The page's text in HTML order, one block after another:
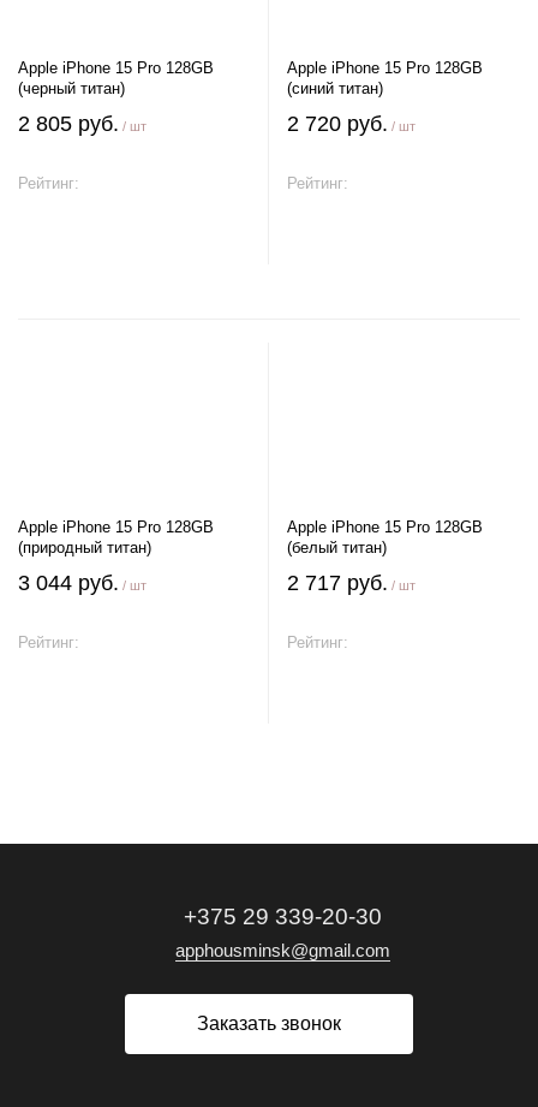
Apple iPhone 15 Pro 128GB
(черный титан)
2 805 руб. / шт
Рейтинг:
Apple iPhone 15 Pro 128GB
(синий титан)
2 720 руб. / шт
Рейтинг:
Apple iPhone 15 Pro 128GB
(природный титан)
3 044 руб. / шт
Рейтинг:
Apple iPhone 15 Pro 128GB
(белый титан)
2 717 руб. / шт
Рейтинг:
+375 29 339-20-30
apphousminsk@gmail.com
Заказать звонок